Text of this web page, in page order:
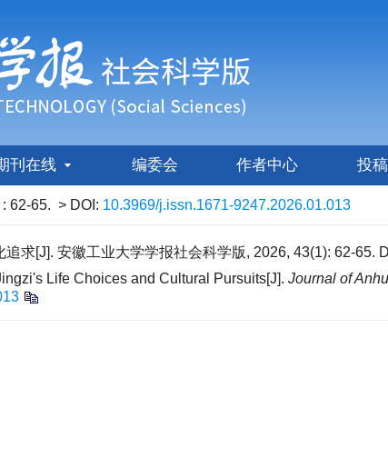
刊在线 编委会 作者中心 投
: 62-65. > DOI: 10.3969/j.issn.1671-9247.2026.01.013
求[J]. 安徽工业大学学报社会科学版, 2026, 43(1): 62-65.
Life Choices and Cultural Pursuits[J]. Journal of